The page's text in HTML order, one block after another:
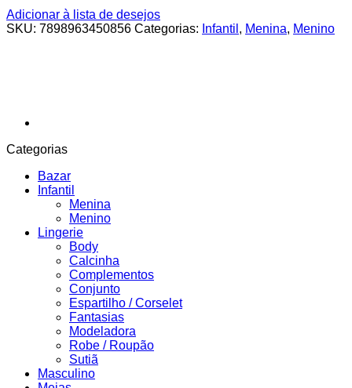
Adicionar à lista de desejos
SKU: 7898963450856 Categorias: Infantil , Menina, Menino
Categorias
Bazar
Infantil
Menina
Menino
Lingerie
Body
Calcinha
Complementos
Conjunto
Espartilho / Corselet
Fantasias
Modeladora
Robe / Roupão
Sutiã
Masculino